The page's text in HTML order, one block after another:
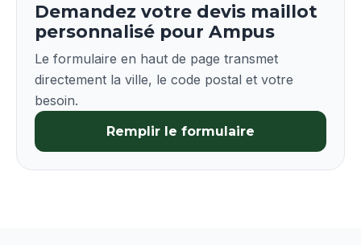
Demandez votre devis maillot
personnalisé pour Ampus
Le formulaire en haut de page transmet
directement la ville, le code postal et votre
besoin.
Remplir le formulaire